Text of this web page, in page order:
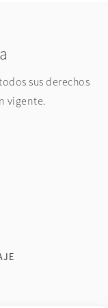
sus derechos
vigente.